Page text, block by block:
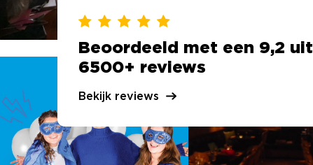
Beoordeeld met een 9,2 uit
6500+ reviews
Bekijk reviews